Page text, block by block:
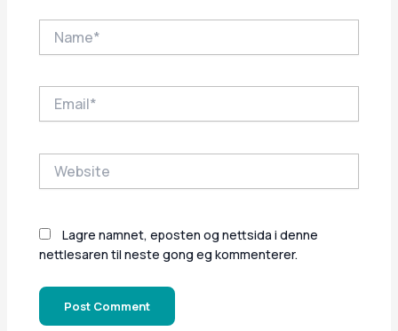
Lagre namnet, eposten og nettsida i denne
nettlesaren til neste gong eg kommenterer.